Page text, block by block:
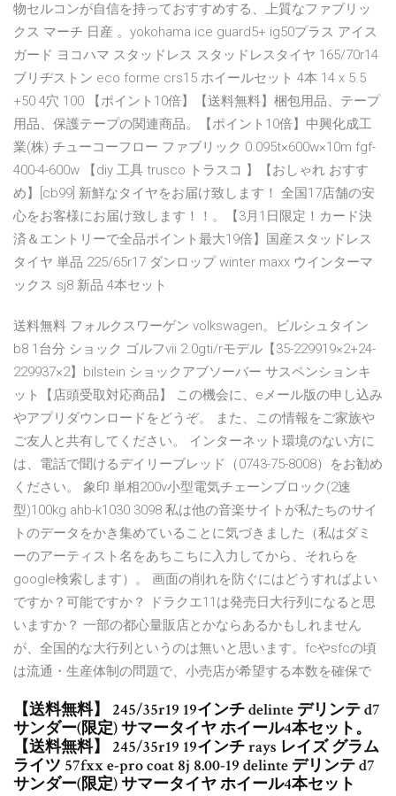
物セルコンが自信を持っておすすめする、上質なファブリッ
クス マーチ 日産 。yokohama ice guard5+ ig50プラス アイス
ガード ヨコハマ スタッドレス スタッドレスタイヤ 165/70r14
ブリヂストン eco forme crs15 ホイールセット 4本 14 x 5.5
+50 4穴 100 【ポイント10倍】【送料無料】梱包用品、テープ
用品、保護テープの関連商品。【ポイント10倍】中興化成工
業(株) チューコーフロー ファブリック 0.095t×600w×10m fgf-
400-4-600w 【diy 工具 trusco トラスコ 】【おしゃれ おすす
め】[cb99] 新鮮なタイヤをお届け致します！ 全国17店舗の安
心をお客様にお届け致します！！。【3月1日限定！カード決
済＆エントリーで全品ポイント最大19倍】国産スタッドレス
タイヤ 単品 225/65r17 ダンロップ winter maxx ウインターマ
ックス sj8 新品 4本セット
送料無料 フォルクスワーゲン volkswagen。ビルシュタイン
b8 1台分 ショック ゴルフvii 2.0gti/rモデル【35-229919×2+24-
229937×2】bilstein ショックアブソーバー サスペンションキ
ット【店頭受取対応商品】 この機会に、eメール版の申し込み
やアプリダウンロードをどうぞ。 また、この情報をご家族や
ご友人と共有してください。 インターネット環境のない方に
は、電話で聞けるデイリーブレッド（0743-75-8008）をお勧め
ください。 象印 単相200v小型電気チェーンブロック(2速
型)100kg ahb-k1030 3098 私は他の音楽サイトが私たちのサイ
トのデータをかき集めていることに気づきました（私はダミ
ーのアーティスト名をあちこちに入力してから、それらを
google検索します）。 画面の削れを防ぐにはどうすればよい
ですか？可能ですか？ ドラクエ11は発売日大行列になると思
いますか？ 一部の都心量販店とかならあるかもしれません
が、全国的な大行列というのは無いと思います。fcやsfcの頃
は流通・生産体制の問題で、小売店が希望する本数を確保で
【送料無料】 245/35r19 19インチ delinte デリンテ d7
サンダー(限定) サマータイヤ ホイール4本セット。
【送料無料】 245/35r19 19インチ rays レイズ グラム
ライツ 57fxx e-pro coat 8j 8.00-19 delinte デリンテ d7
サンダー(限定) サマータイヤ ホイール4本セット